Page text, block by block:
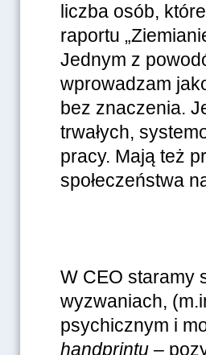
liczba osób,
raportu
Jednym z
wprowadzam
bez znaczenia.
trwałych,
pracy. Mają też
społeczeństwa
W CEO staramy
wyzwaniach,
psychicznym i
handprintu –